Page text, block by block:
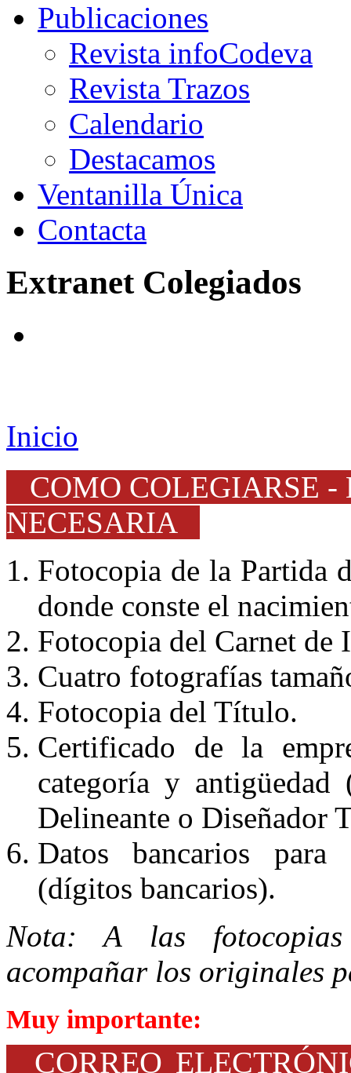
Publicaciones
Revista infoCodeva
Revista Trazos
Calendario
Destacamos
Ventanilla Única
Contacta
Extranet Colegiados
Inicio
COMO COLEGIARSE -
NECESARIA
Fotocopia de la Partida
donde conste el
Fotocopia del Carnet de
Cuatro fotografías
Fotocopia del Título.
Certificado de la
categoría y
Delineante o Diseñador
Datos bancarios
(dígitos bancarios).
Nota: A las fotocopias
acompañar los originales
Muy importante:
CORREO